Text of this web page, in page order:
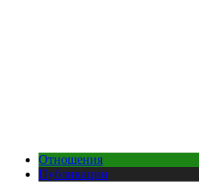
Отношения
Публикации